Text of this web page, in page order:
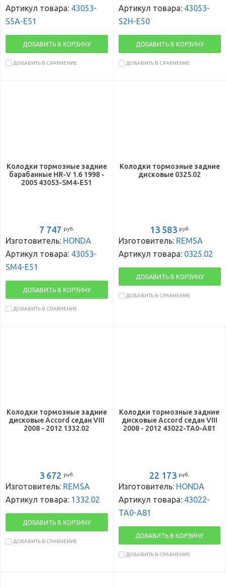
Артикул товара: 43053-
S5A-E51
ДОБАВИТЬ В КОРЗИНУ
ДОБАВИТЬ В СРАВНЕНИЕ
Артикул товара: 43053-
S2H-E50
ДОБАВИТЬ В КОРЗИНУ
ДОБАВИТЬ В СРАВНЕНИЕ
Колодки тормозные задние
барабанные HR-V 1.6 1998 -
2005 43053-SM4-E51
7 747 руб.
Изготовитель: HONDA
Артикул товара: 43053-
SM4-E51
ДОБАВИТЬ В КОРЗИНУ
ДОБАВИТЬ В СРАВНЕНИЕ
Колодки тормозные задние
дисковые 0325.02
13 583 руб.
Изготовитель: REMSA
Артикул товара: 0325.02
ДОБАВИТЬ В КОРЗИНУ
ДОБАВИТЬ В СРАВНЕНИЕ
Колодки тормозные задние
дисковые Accord седан VIII
2008 - 2012 1332.02
3 672 руб.
Изготовитель: REMSA
Артикул товара: 1332.02
ДОБАВИТЬ В КОРЗИНУ
ДОБАВИТЬ В СРАВНЕНИЕ
Колодки тормозные задние
дисковые Accord седан VIII
2008 - 2012 43022-TA0-A81
22 173 руб.
Изготовитель: HONDA
Артикул товара: 43022-
TA0-A81
ДОБАВИТЬ В КОРЗИНУ
ДОБАВИТЬ В СРАВНЕНИЕ